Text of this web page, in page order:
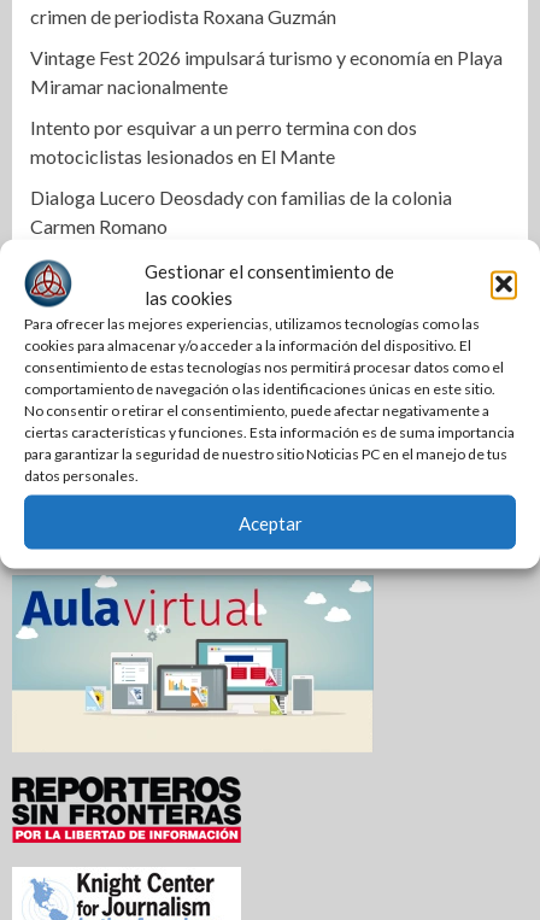
Gestionar el consentimiento de
las cookies
Para ofrecer las mejores experiencias, utilizamos tecnologías como las
cookies para almacenar y/o acceder a la información del dispositivo. El
consentimiento de estas tecnologías nos permitirá procesar datos como el
comportamiento de navegación o las identificaciones únicas en este sitio.
No consentir o retirar el consentimiento, puede afectar negativamente a
ciertas características y funciones. Esta información es de suma importancia
para garantizar la seguridad de nuestro sitio Noticias PC en el manejo de tus
datos personales.
Aceptar
crimen de periodista Roxana Guzmán
Vintage Fest 2026 impulsará turismo y economía en Playa
Miramar nacionalmente
Intento por esquivar a un perro termina con dos
motociclistas lesionados en El Mante
Dialoga Lucero Deosdady con familias de la colonia
Carmen Romano
Lozano lidera medición de Morena rumbo a la alcaldía de
Nuevo Laredo
Correspondencia | Es Tania
Firma Mónica Villarreal convenio con la Universidad
Tecnológica de Altamira para impulsar la innovación
turística mediante TampIA
Destaca Olga Sosa innovación en el campo durante la